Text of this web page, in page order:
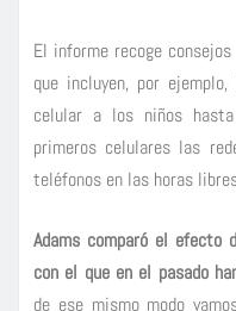
El informe recoge
que incluyen, por
celular a los niños
primeros celulares las
teléfonos en las horas
Adams comparó el efecto
con el que en el pasado
de ese mismo modo